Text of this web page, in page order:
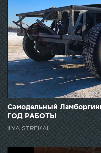
Самодельный
ГОД РАБОТЫ
ILYA STREKAL